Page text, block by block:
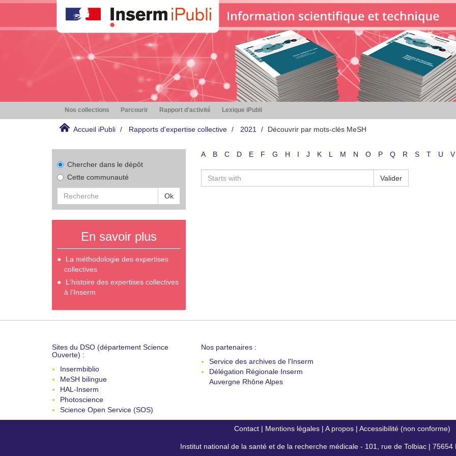
Nos collections Parcourir Rapport d'activité Lexique iPubli
Accueil iPubli Rapports d'expertise collective 2021 Découvrir par mots-clés MeSH
Chercher dans le dépôt
Cette communauté
Ok
En savoir plus
La méthodologie des expertises
collectives
L'histoire des expertises collectives
à l'Inserm
A B C D E F G H I J K L M N O P Q R S T U V
Valider
Sites du DSO (département Science
Ouverte) :
Insermbiblio
MeSH bilingue
HAL-Inserm
Photoscience
Science Open Service (SOS)
Nos partenaires :
Service des archives de l'Inserm
Délégation Régionale Inserm
Auvergne Rhône Alpes
Contact| Mentions légales| A propos| Accessibilité (non conforme)
Institut national de la santé et de la recherche médicale - 101, rue de Tolbiac | 75654